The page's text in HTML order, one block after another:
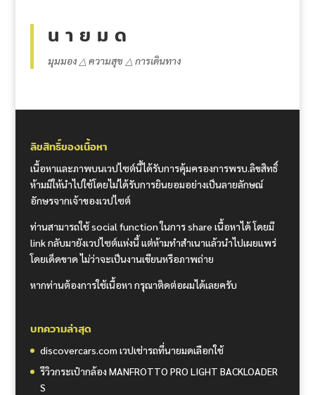
น า ย ม ด
มุมมอง △ ความสุข △ การเดินทาง
ลิขสิทธิ์ของเนื้อหา
เนื้อหาและภาพบนเวปไซต์นี้ได้รับการคุ้มครองการพรบ.ลิขสิทธิ์
ห้ามมิให้นำไปใช้โดยไม่ได้รับการยินยอมอย่างเป็นลายลักษณ์
อักษรจากเจ้าของเวปไซต์
ท่านสามารถใช้ social function ในการ share เนื้อหาได้ โดยมี
link กลับมายังเวปไซต์แห่งนี้ แต่ห้ามทำสำเนาแล้วนำไปเผยแพร่
โดยเด็ดขาด ไม่ว่าจะเป็นงานเขียนหรือภาพถ่าย
หากท่านต้องการใช้เนื้อหา กรุณาติดต่อผมได้เลยครับ
บทความล่าสุด
discovercars.com เวปเช่ารถที่นายมดเลือกใช้
รีวิวกระเป๋ากล้อง MANFROTTO PRO LIGHT BACKLOADER
S